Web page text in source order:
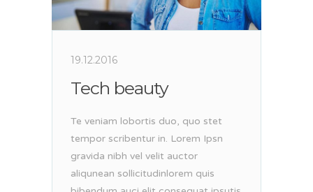
19.12.2016
Tech beauty
Te veniam lobortis duo, quo stet
tempor scribentur in. Lorem Ipsn
gravida nibh vel velit auctor
aliqunean sollicitudinlorem quis